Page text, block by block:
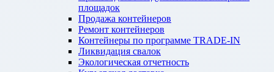
площадок
Продажа контейнеров
Ремонт контейнеров
Контейнеры по программе TRADE-IN
Ликвидация свалок
Экологическая отчетность